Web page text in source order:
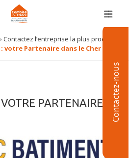
Contactez-nous
Contactez l’entreprise la plus proche de
votre Partenaire dans le Cher
PARTENAIRE